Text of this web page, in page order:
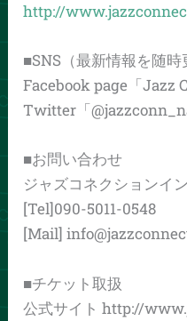
http://
■SNS（最新情報を随時
Facebook page「Jazz
Twitter「
■お問い合わせ
ジャズコネクションイ
[Tel]090-5011-0548
[Mail]
■チケット取扱
公式サイト http://